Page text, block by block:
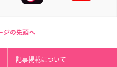
ジの先頭へ
記事掲載について